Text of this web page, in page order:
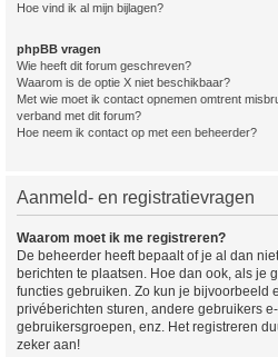
Hoe vind ik al mijn bijlagen?
phpBB vragen
Wie heeft dit forum geschreven?
Waarom is de optie X niet beschikbaar?
Met wie moet ik contact opnemen omtrent
verband met dit forum?
Hoe neem ik contact op met een beheerder?
Aanmeld- en registratievragen
Waarom moet ik me registreren?
De beheerder heeft bepaalt of je al dan
berichten te plaatsen. Hoe dan ook, als je
functies gebruiken. Zo kun je bijvoorbeeld
privéberichten sturen, andere gebruikers
gebruikersgroepen, enz. Het registreren
zeker aan!